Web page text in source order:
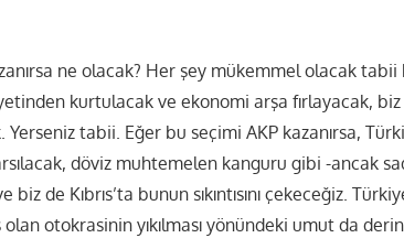
ne olacak? Her şey mükemmel olacak
kurtulacak ve ekonomi arşa fırlayacak,
Yerseniz tabii. Eğer bu seçimi AKP kazanırsa,
döviz muhtemelen kanguru gibi -ancak
de Kıbrıs’ta bunun sıkıntısını çekeceğiz.
otokrasinin yıkılması yönündeki umut da